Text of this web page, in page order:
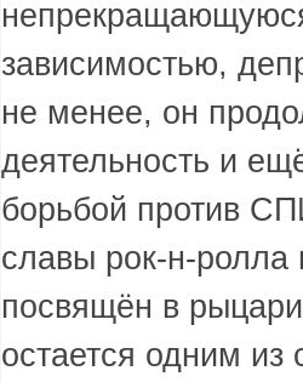
зависимостью,
не менее, он
деятельность и
борьбой против
славы рок-н-ролла
посвящён в
остается одним